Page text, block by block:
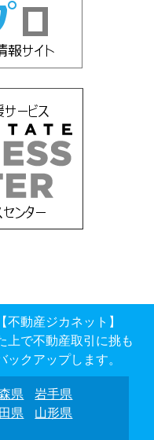
動産ジカネット】
上で不動産取引に挑も
クアップします。
県
岩手県
県
山形県